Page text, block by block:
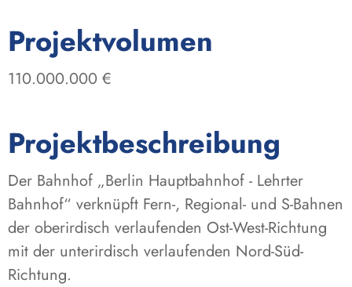
Projektvolumen
110.000.000 €
Projektbeschreibung
Der Bahnhof „Berlin Hauptbahnhof - Lehrter
Bahnhof“ verknüpft Fern-, Regional- und S-Bahnen
der oberirdisch verlaufenden Ost-West-Richtung
mit der unterirdisch verlaufenden Nord-Süd-
Richtung.